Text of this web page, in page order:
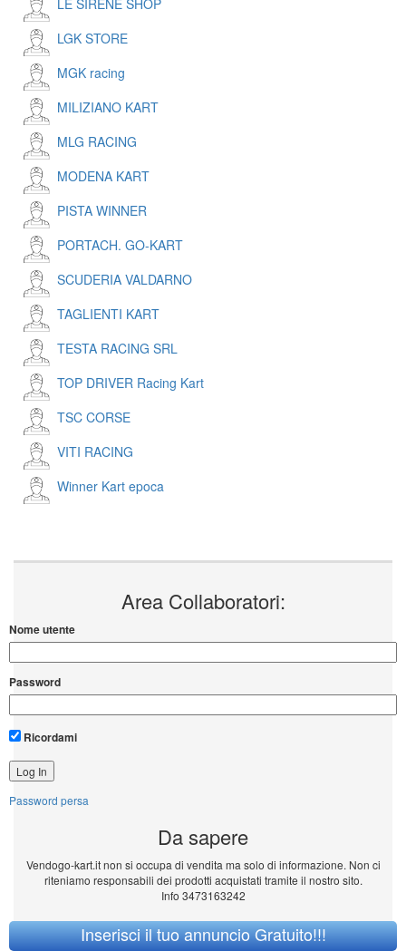
LGK STORE
MGK racing
MILIZIANO KART
MLG RACING
MODENA KART
PISTA WINNER
PORTACH. GO-KART
SCUDERIA VALDARNO
TAGLIENTI KART
TESTA RACING SRL
TOP DRIVER Racing Kart
TSC CORSE
VITI RACING
Winner Kart epoca
Area Collaboratori:
Nome utente
Password
Ricordami
Password persa
Da sapere
Vendogo-kart.it non si occupa di vendita ma solo di informazione. Non ci
riteniamo responsabili dei prodotti acquistati tramite il nostro sito.
Info 3473163242
Inserisci il tuo annuncio Gratuito!!!